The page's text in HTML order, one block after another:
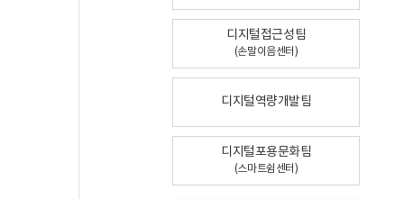
디지털접근성팀
(손말이음센터)
디지털역량개발팀
디지털포용문화팀
(스마트쉼센터)